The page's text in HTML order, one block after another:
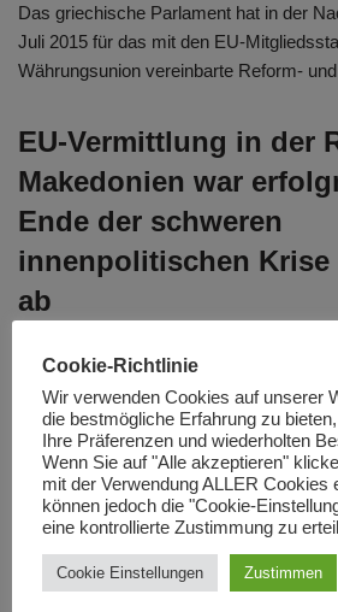
Das griechische Parlament hat in der
Juli 2015 für das mit den EU-
Währungsunion vereinbarte Reform-
EU-Vermittlung in der
Makedonien war
Ende der schweren
innenpolitischen Krise
ab
Seit der letzten Parlamentswahl am 27.
die Republik Makedonien in einer
Krise. Ein erster Durchbruch zur
Krise…Weiterlesen »
Politische
Griechenland nach dem
Cookie-Richtlinie
Wir verwenden Cookies auf unserer
die bestmögliche Erfahrung zu
Ihre Präferenzen und wiederholten
Wenn Sie auf "Alle akzeptieren"
mit der Verwendung ALLER Cookies
können jedoch die "Cookie-
eine kontrollierte Zustimmung zu
Cookie Einstellungen Zustimmen